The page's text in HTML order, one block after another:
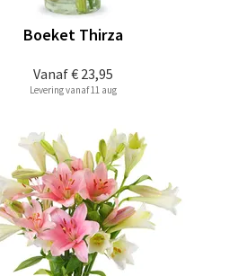
Vanaf€ 23,95
Boeket Thirza
Levering vanaf 11 aug